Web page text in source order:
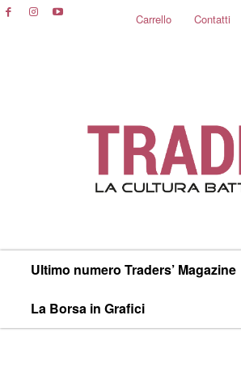
Carrello Contatti
Ultimo numero Traders’ Magazine
La Borsa in Grafici